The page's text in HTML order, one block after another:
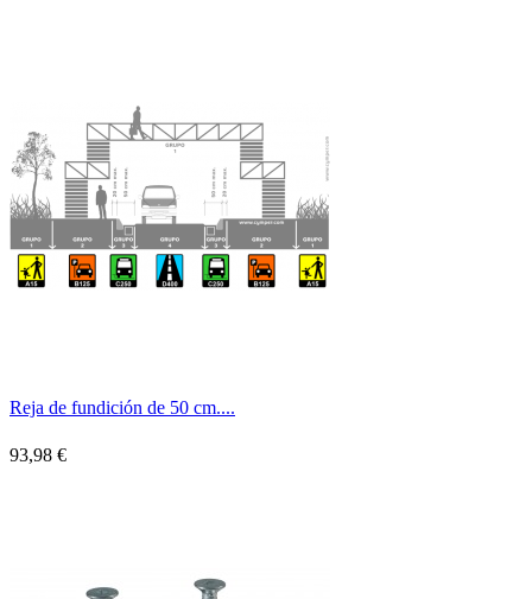
Reja de fundición de 50 cm....
93,98 €